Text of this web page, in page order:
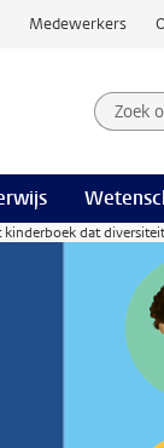
Medewerkers
Zoek
kinderboek dat